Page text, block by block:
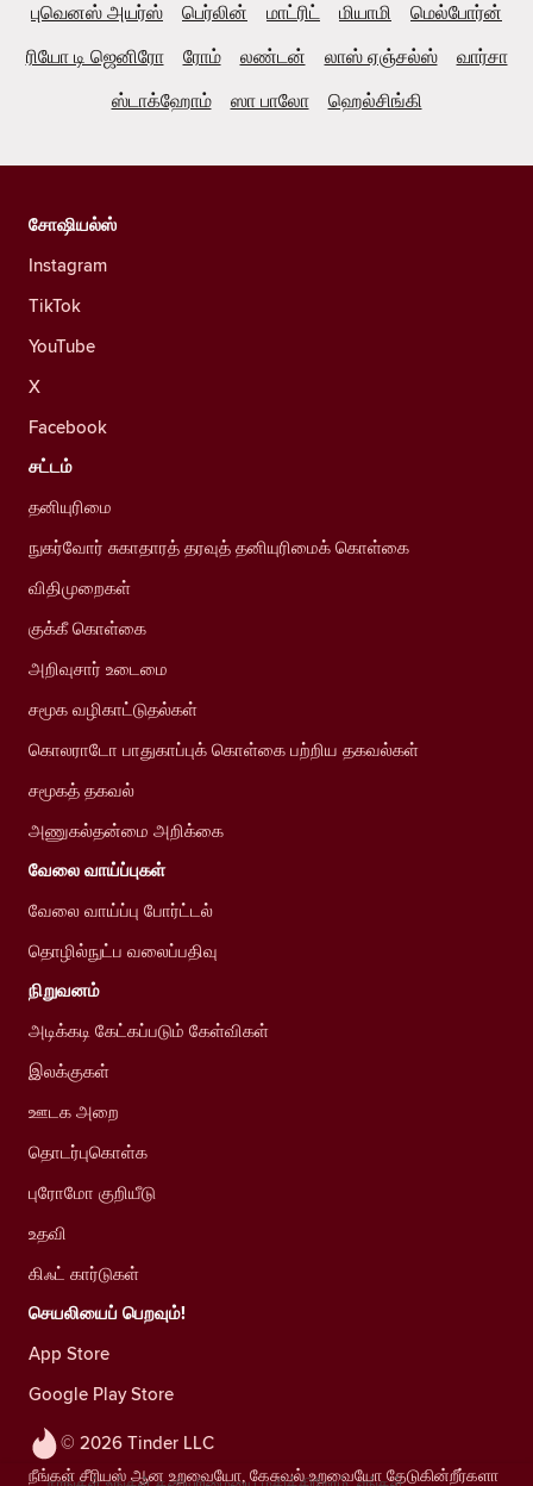
புவெனஸ் அயர்ஸ்
பெர்லின் மாட்ரிட் மியாமி
மெல்போர்ன்
ரியோ டி ஜெனிரோ
ரோம் லண்டன் லாஸ் ஏஞ்சல்ஸ்
வார்சா
ஸ்டாக்ஹோம்
ஸா பாலோ ஹெல்சிங்கி
© 2026 Tinder LLC
நீங்கள் சீரியஸ் ஆன உறவையோ, கேசுவல் உறவையோ தேடுகின்றீர்களா
சோஷியல்ஸ்
Instagram
TikTok
YouTube
X
Facebook
சட்டம்
தனியுரிமை
நுகர்வோர் சுகாதாரத் தரவுத் தனியுரிமைக் கொள்கை
விதிமுறைகள்
குக்கீ கொள்கை
அறிவுசார் உடைமை
சமூக வழிகாட்டுதல்கள்
கொலராடோ பாதுகாப்புக் கொள்கை பற்றிய தகவல்கள்
சமூகத் தகவல்
அணுகல்தன்மை அறிக்கை
வேலை வாய்ப்புகள்
வேலை வாய்ப்பு போர்ட்டல்
தொழில்நுட்ப வலைப்பதிவு
நிறுவனம்
அடிக்கடி கேட்கப்படும் கேள்விகள்
இலக்குகள்
ஊடக அறை
தொடர்புகொள்க
புரோமோ குறியீடு
உதவி
கிஃட் கார்டுகள்
செயலியைப் பெறவும்!
App Store
Google Play Store